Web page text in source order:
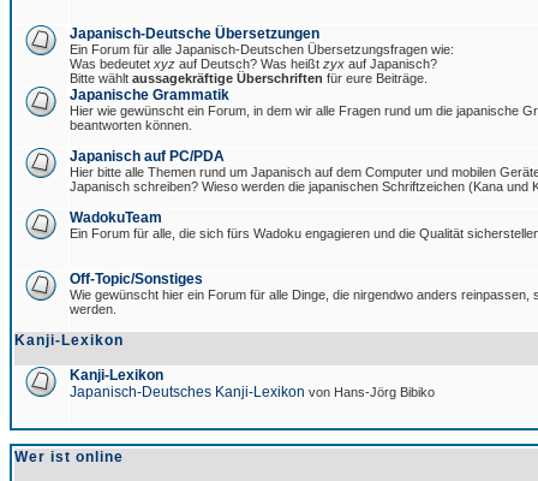
Japanisch-Deutsche Übersetzungen
Ein Forum für alle Japanisch-Deutschen Übersetzungsfragen wie:
Was bedeutet xyz auf Deutsch? Was heißt zyx auf Japanisch?
Bitte wählt aussagekräftige Überschriften für eure Beiträge.
Japanische Grammatik
Hier wie gewünscht ein Forum, in dem wir alle Fragen rund um die japanische
beantworten können.
Japanisch auf PC/PDA
Hier bitte alle Themen rund um Japanisch auf dem Computer und mobilen
Japanisch schreiben? Wieso werden die japanischen Schriftzeichen (Kana und
WadokuTeam
Ein Forum für alle, die sich fürs Wadoku engagieren und die Qualität
Off-Topic/Sonstiges
Wie gewünscht hier ein Forum für alle Dinge, die nirgendwo anders reinpassen,
werden.
Kanji-Lexikon
Kanji-Lexikon
Japanisch-Deutsches Kanji-Lexikon von Hans-Jörg Bibiko
Wer ist online